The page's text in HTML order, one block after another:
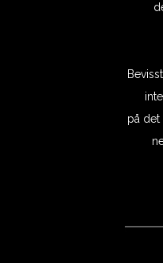
på det